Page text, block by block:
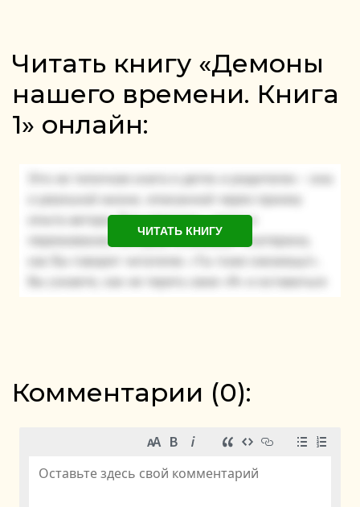
Читать книгу «Демоны
нашего времени. Книга
1» онлайн:
ЧИТАТЬ КНИГУ
Комментарии (0):